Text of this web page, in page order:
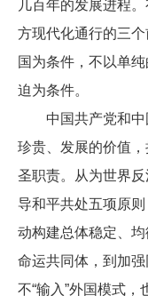
几百年的发展进程
方现代化通行的三
国为条件，不以单
迫为条件。
中国共产党和中
珍贵、发展的价值
圣职责。从为世界
导和平共处五项原
动构建总体稳定、
命运共同体，到加
不“输入”外国模式，